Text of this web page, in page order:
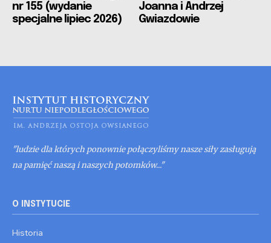
nr 155 (wydanie
specjalne lipiec 2026)
Joanna i Andrzej
Gwiazdowie
"ludzie dla których ponownie połączyliśmy nasze siły zasługują
na pamięć naszą i naszych potomków..."
O INSTYTUCIE
Historia